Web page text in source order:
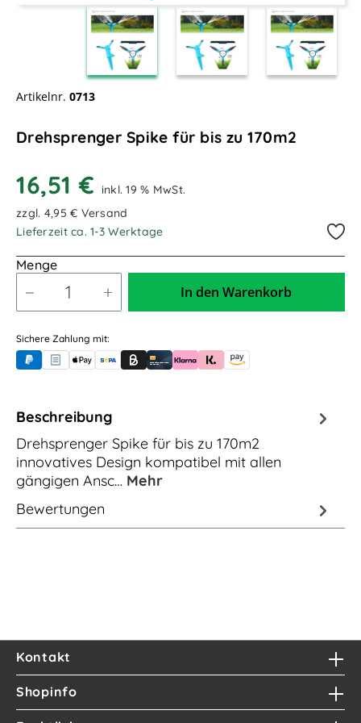
Artikelnr. 0713
Drehsprenger Spike für bis zu 170m2
16,51 €
inkl. 19 % MwSt.
zzgl. 4,95 € Versand
Lieferzeit ca. 1-3 Werktage
Menge
In den Warenkorb
Sichere Zahlung mit:
PayPalRechnungskauf (für Behörden)
Apple PayBanküberweisung (vorab)
Rechnungskauf (Billie)
Kreditkarte
Rechnung oder Ratenkauf (Klarna)
Sofortüberweisung (Klarna)
Amazon Pay
Beschreibung
Drehsprenger Spike für bis zu 170m2
innovatives Design kompatibel mit allen
gängigen Ansc… Mehr
Bewertungen
Kontakt
Shopinfo